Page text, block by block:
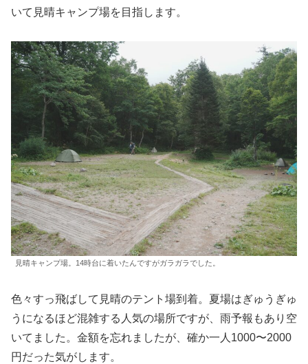
いて見晴キャンプ場を目指します。
見晴キャンプ場。14時台に着いたんですがガラガラでした。
色々すっ飛ばして見晴のテント場到着。夏場はぎゅうぎゅ
うになるほど混雑する人気の場所ですが、雨予報もあり空
いてました。金額を忘れましたが、確か一人1000〜2000
円だった気がします。